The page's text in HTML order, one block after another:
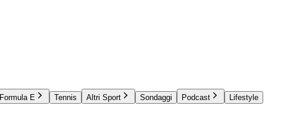
Formula E Tennis Altri Sport Sondaggi Podcast
Lifestyle